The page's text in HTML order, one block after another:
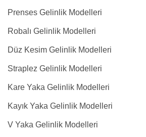
Prenses Gelinlik Modelleri
Robalı Gelinlik Modelleri
Düz Kesim Gelinlik Modelleri
Straplez Gelinlik Modelleri
Kare Yaka Gelinlik Modelleri
Kayık Yaka Gelinlik Modelleri
V Yaka Gelinlik Modelleri